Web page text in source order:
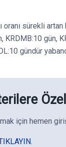
oranı sürekli
KRDMB:10 gün,
gündür
için hemen